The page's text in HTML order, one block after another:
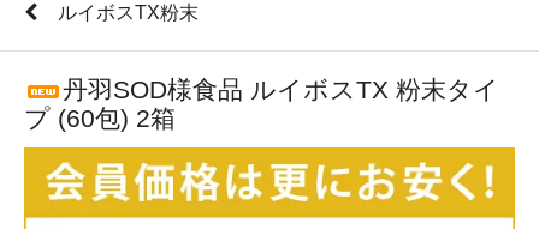
ルイボスTX粉末
丹羽SOD様食品 ルイボスTX 粉末タイ
プ (60包) 2箱